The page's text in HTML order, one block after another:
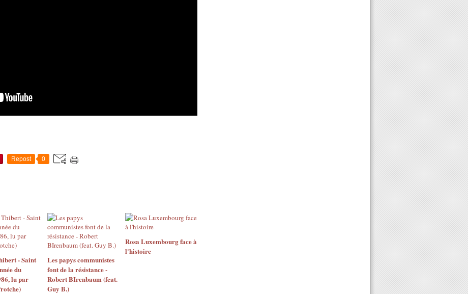
Repost 0
- Saint
du
lu par
Les papys communistes
font de la résistance -
Robert BIrenbaum (feat.
Guy B.)
Rosa Luxembourg face à
l'histoire